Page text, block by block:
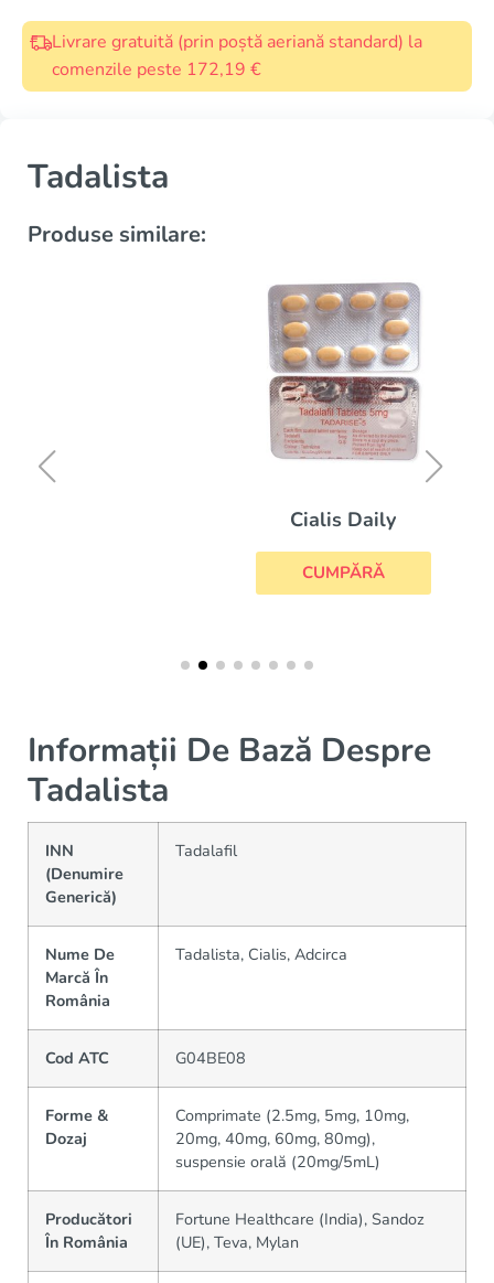
Livrare gratuită (prin poștă aeriană standard) la
comenzile peste 172,19 €
Tadalista
Produse similare:
Cialis Daily
Informații De Bază Despre
Tadalista
INN
(Denumire
Generică)
Tadalafil
Nume De
Marcă În
România
Tadalista, Cialis, Adcirca
Cod ATC G04BE08
Forme &
Dozaj
Comprimate (2.5mg, 5mg, 10mg,
20mg, 40mg, 60mg, 80mg),
suspensie orală (20mg/5mL)
Producători
În România
Fortune Healthcare (India), Sandoz
(UE), Teva, Mylan